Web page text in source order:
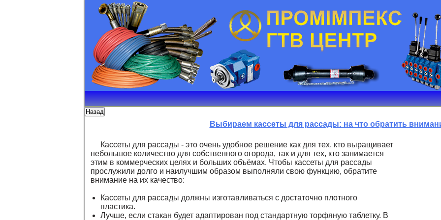
Выбираем кассеты для рассады: на что обратить
Кассеты для рассады - это очень удобное решение как для тех, кто выращивает
небольшое количество для собственного огорода, так и для тех, кто занимается
этим в коммерческих целях и больших объёмах. Чтобы кассеты для рассады
прослужили долго и наилучшим образом выполняли свою функцию, обратите
внимание на их качество:
Кассеты для рассады должны изготавливаться с достаточно плотного
пластика.
Лучше, если стакан будет адаптирован под стандартную торфяную таблетку. В